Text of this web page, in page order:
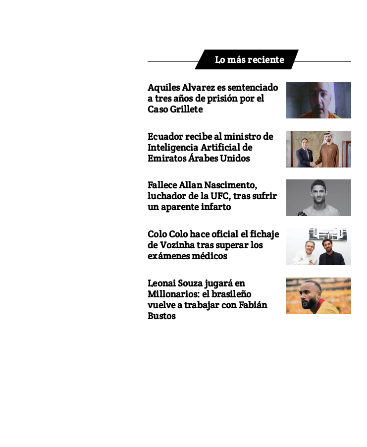
Lo más reciente
Aquiles Alvarez es sentenciado
a tres años de prisión por el
Caso Grillete
Ecuador recibe al ministro de
Inteligencia Artificial de
Emiratos Árabes Unidos
Fallece Allan Nascimento,
luchador de la UFC, tras sufrir
un aparente infarto
Colo Colo hace oficial el fichaje
de Vozinha tras superar los
exámenes médicos
Leonai Souza jugará en
Millonarios: el brasileño
vuelve a trabajar con Fabián
Bustos